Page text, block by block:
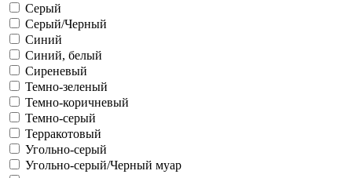
Серый
Серый/Черный
Синий
Синий, белый
Сиреневый
Темно-зеленый
Темно-коричневый
Темно-серый
Терракотовый
Угольно-серый
Угольно-серый/Черный муар